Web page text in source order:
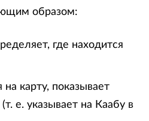
образом:
где находится
карту, показывает
е. указывает на Каабу в